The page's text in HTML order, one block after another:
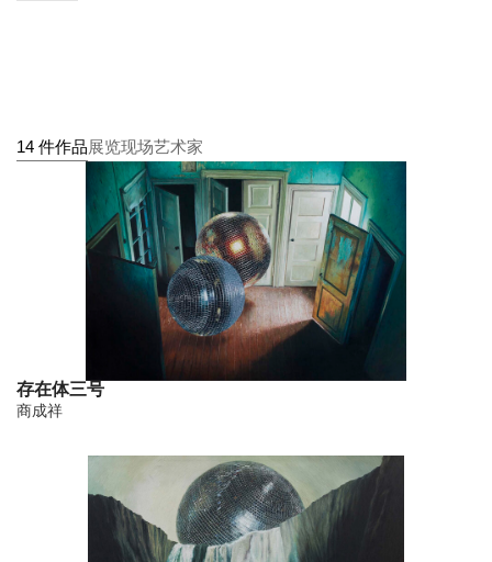
14 件作品展览现场艺术家
存在体三号
商成祥